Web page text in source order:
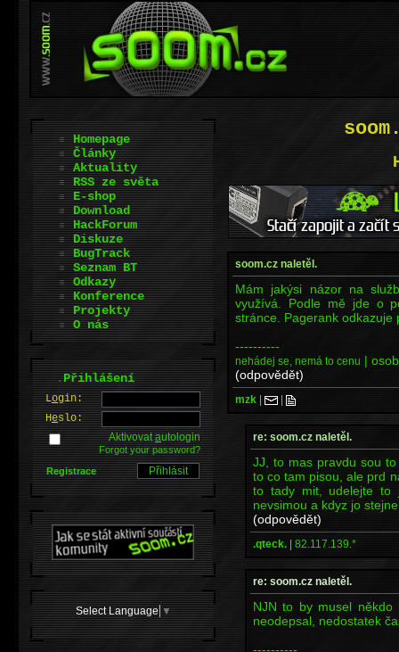
soom.cz naletěl.
Mám jakýsi názor na
využívá. Podle mě jde o
stránce. Pagerank odkazuje
----------
nehádej se, nemá to cenu |
(odpovědět)
mzk | |
re: soom.cz naletěl.
JJ, to mas pravdu sou
to co tam pisou, ale prd
to tady mit, udelejte to
nevsimou a kdyz jo
(odpovědět)
.qteck. | 82.117.139.*
re: soom.cz naletěl.
NJN to by musel někdo
neodepsal, nedostatek
----------
Homepage
Články
Aktuality
RSS ze světa
E-shop
Download
HackForum
Diskuze
BugTrack
Seznam BT
Odkazy
Konference
Projekty
O nás
.Přihlášení
Login:
Heslo:
Aktivovatautologin
Forgot your password?
Registrace
Select Language ▼